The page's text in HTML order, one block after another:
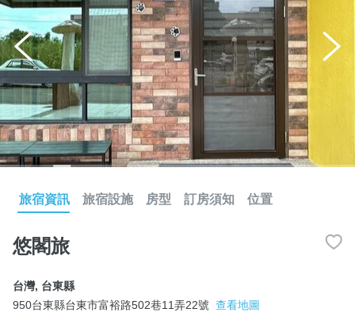
旅宿資訊 旅宿設施 房型 訂房須知 位置
悠閣旅
台灣, 台東縣
950台東縣台東市富裕路502巷11弄22號 查看地圖